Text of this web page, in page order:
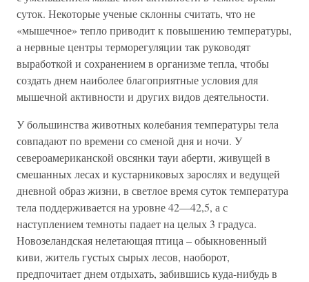
суток. Некоторые ученые склонны считать, что не
«мышечное» тепло приводит к повышению температуры,
а нервные центры терморегуляции так руководят
выработкой и сохранением в организме тепла, чтобы
создать днем наиболее благоприятные условия для
мышечной активности и других видов деятельности.
У большинства животных колебания температуры тела
совпадают по времени со сменой дня и ночи. У
североамериканской овсянки тауи аберти, живущей в
смешанных лесах и кустарниковых зарослях и ведущей
дневной образ жизни, в светлое время суток температура
тела поддерживается на уровне 42—42,5, а с
наступлением темноты падает на целых 3 градуса.
Новозеландская нелетающая птица – обыкновенный
киви, житель густых сырых лесов, наоборот,
предпочитает днем отдыхать, забившись куда-нибудь в